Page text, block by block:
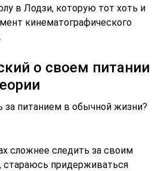
в Лодзи, которую тот хоть и
кинематографического
о своем питании
за питанием в обычной жизни?
сложнее следить за своим
стараюсь придерживаться